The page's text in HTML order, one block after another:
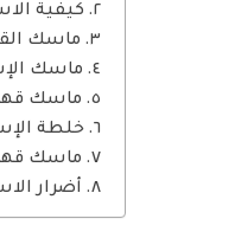
كيفية
ماسك
ماسك
ماسك
خلطة
ماسك
أضرار